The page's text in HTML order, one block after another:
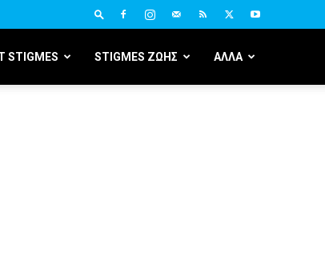
STIGMES STIGMES ΖΩΗΣ ΑΛΛΑ